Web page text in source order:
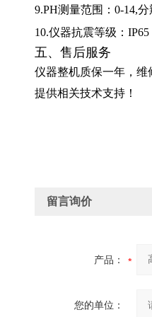
9.PH测量范围： 0-14,分
10.仪器抗震等级： IP65
五、售后服务
仪器整机质保一年，维
提供相关技术支持！
留言询价
产品：
您的单位：